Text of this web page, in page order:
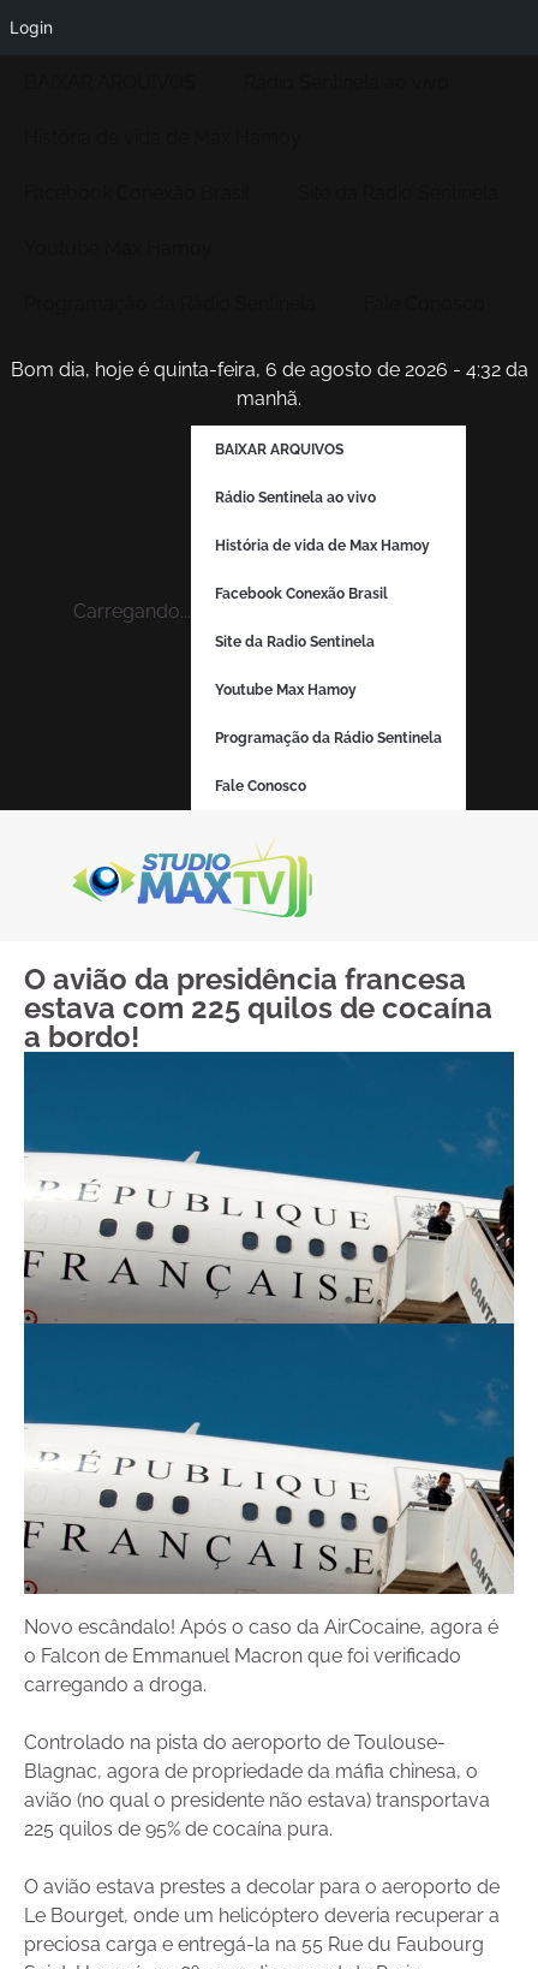
Bom dia, hoje é quinta-feira, 6 de agosto de 2026 - 4:32 da
manhã.
Carregando...
BAIXAR ARQUIVOS
Rádio Sentinela ao vivo
História de vida de Max Hamoy
Facebook Conexão Brasil
Site da Radio Sentinela
Youtube Max Hamoy
Programação da Rádio Sentinela
Fale Conosco
O avião da presidência francesa
estava com 225 quilos de cocaína
a bordo!
Novo escândalo! Após o caso da AirCocaine, agora é
o Falcon de Emmanuel Macron que foi verificado
carregando a droga.
Controlado na pista do aeroporto de Toulouse-
Blagnac, agora de propriedade da máfia chinesa, o
avião (no qual o presidente não estava) transportava
225 quilos de 95% de cocaína pura.
O avião estava prestes a decolar para o aeroporto de
Le Bourget, onde um helicóptero deveria recuperar a
preciosa carga e entregá-la na 55 Rue du Faubourg
Login